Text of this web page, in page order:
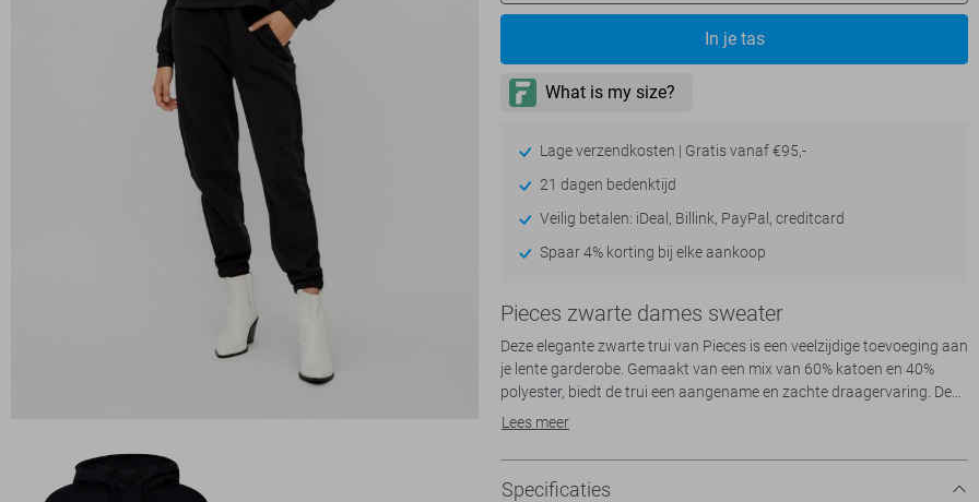
- levertijd 2-5 dagen
- levertijd 2-5 dagen
- levertijd 2-5 dagen
In je tas
Lage verzendkosten | Gratis vanaf €95,-
21 dagen bedenktijd
Veilig betalen: iDeal, Billink, PayPal, creditcard
Spaar 4% korting bij elke aankoop
Pieces zwarte dames sweater
Deze elegante zwarte trui van Pieces is een veelzijdige toevoeging aan
je lente garderobe. Gemaakt van een mix van 60% katoen en 40%
polyester, biedt de trui een aangename en zachte draagervaring. De
ruime capuchon geeft een casual touch, terwijl de sweatstof zorgt
pasvorm is deze trui ideaal voor ontspannen momenten thuis of
casual uitstapjes.
Lees meer
Specificaties